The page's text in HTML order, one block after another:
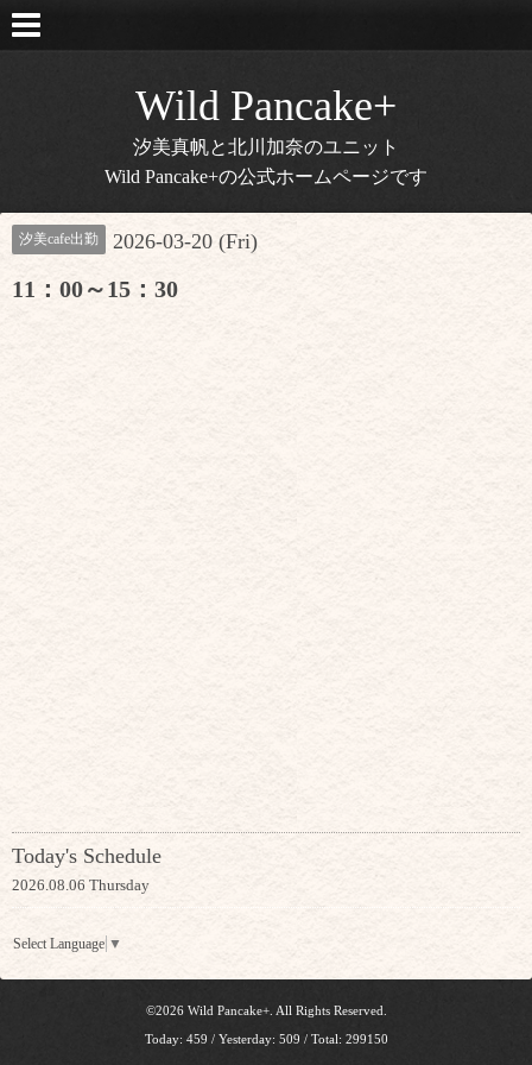
Wild Pancake+
汐美真帆と北川加奈のユニット
Wild Pancake+の公式ホームページです
汐美cafe出勤 2026-03-20 (Fri)
11：00～15：30
Today's Schedule
2026.08.06 Thursday
Select Language ▼
©2026 Wild Pancake+. All Rights Reserved.
Today: 459 / Yesterday: 509 / Total: 299150